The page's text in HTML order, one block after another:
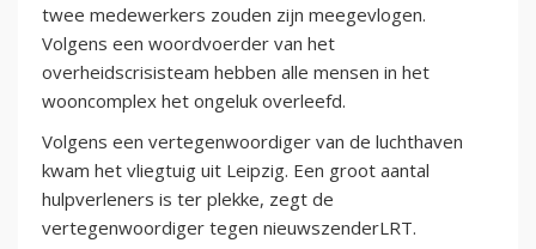
twee medewerkers zouden zijn meegevlogen.
Volgens een woordvoerder van het
overheidscrisisteam hebben alle mensen in het
wooncomplex het ongeluk overleefd.
Volgens een vertegenwoordiger van de luchthaven
kwam het vliegtuig uit Leipzig. Een groot aantal
hulpverleners is ter plekke, zegt de
vertegenwoordiger tegen nieuwszenderLRT.